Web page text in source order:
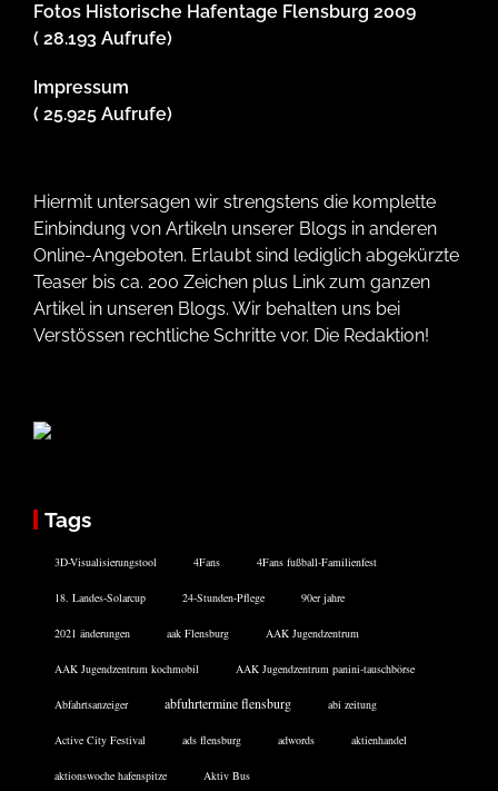
Fotos Historische Hafentage Flensburg 2009
( 28.193 Aufrufe)
Impressum
( 25.925 Aufrufe)
Hiermit untersagen wir strengstens die komplette
Einbindung von Artikeln unserer Blogs in anderen
Online-Angeboten. Erlaubt sind lediglich abgekürzte
Teaser bis ca. 200 Zeichen plus Link zum ganzen
Artikel in unseren Blogs. Wir behalten uns bei
Verstössen rechtliche Schritte vor. Die Redaktion!
Tags
3D-Visualisierungstool 4Fans 4Fans fußball-Familienfest
18. Landes-Solarcup 24-Stunden-Pflege 90er jahre
2021 änderungen aak Flensburg AAK Jugendzentrum
AAK Jugendzentrum kochmobil AAK Jugendzentrum panini-tauschbörse
Abfahrtsanzeiger abfuhrtermine flensburg abi zeitung
Active City Festival ads flensburg adwords aktienhandel
aktionswoche hafenspitze Aktiv Bus